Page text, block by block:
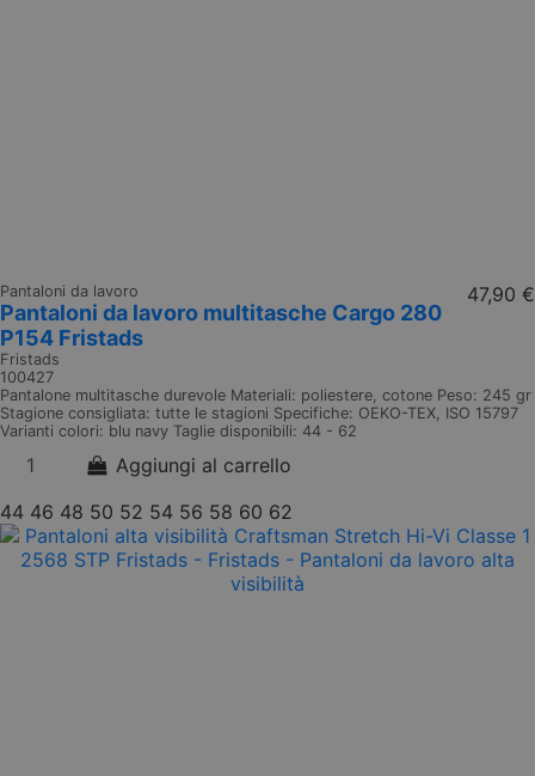
Pantaloni da lavoro
Pantaloni da lavoro multitasche Cargo 280
P154 Fristads
Fristads
100427
47,90 €
Pantalone multitasche durevole Materiali: poliestere, cotone Peso: 245 gr
Stagione consigliata: tutte le stagioni Specifiche: OEKO-TEX, ISO 15797
Varianti colori: blu navy Taglie disponibili: 44 - 62
Aggiungi al carrello
44 46 48 50 52 54 56 58 60 62